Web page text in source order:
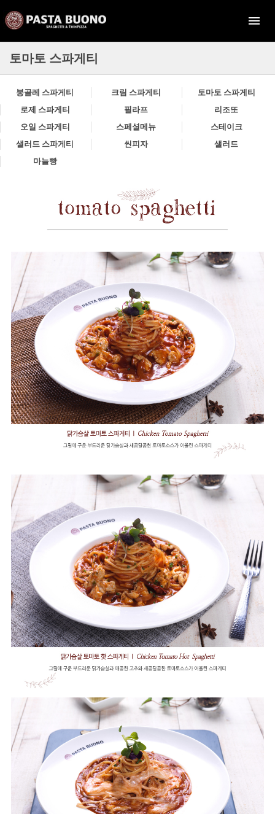
토마토 스파게티
봉골레 스파게티 크림 스파게티
토마토 스파게티
로제 스파게티
필라프
리조또
오일 스파게티
스페셜메뉴
스테이크
샐러드 스파게티
씬피자
샐러드
마늘빵